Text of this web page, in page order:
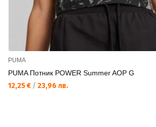
PUMA
PUMA Потник POWER Summer AOP G
12,25 € / 23,96 лв.